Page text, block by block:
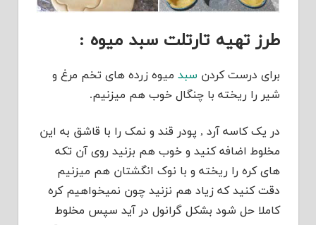
طرز تهیه تارتلت سبد میوه :
برای درست کردن سبد میوه زرده های تخم مرغ و
شیر را ریخته با چنگال خوب هم میزنیم.
در یک کاسه آرد , پودر قند و نمک را با قاشق به این
مخلوط اضافه کنید و خوب هم بزنید روی آن تکه
های کره را ریخته و با نوک انگشتان هم میزنیم
دقت کنید که زیاد هم نزنید چون نمیخواهیم کره
کاملا حل شود بشکل گرانول در آید سپس مخلوط